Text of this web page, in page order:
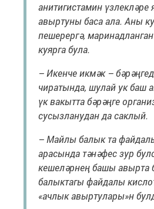
анитигистамин
авыртуны баса ала. Аны
пешерергә,
куярга була.
– Икенче икмәк –
чиратында, шулай ук баш
үк вакытта бәрәңге
сусызланудан да саклый.
– Майлы балык та
арасында тәнәфес зур
кешеләрнең башы
балыктагы файдалы
«ачлык авыртулары»н